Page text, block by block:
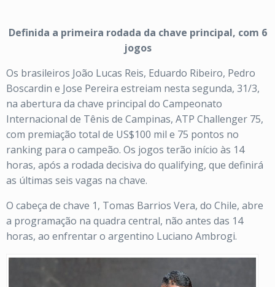
Definida a primeira rodada da chave principal, com 6
jogos
Os brasileiros João Lucas Reis, Eduardo Ribeiro, Pedro
Boscardin e Jose Pereira estreiam nesta segunda, 31/3,
na abertura da chave principal do Campeonato
Internacional de Tênis de Campinas, ATP Challenger 75,
com premiação total de US$100 mil e 75 pontos no
ranking para o campeão. Os jogos terão início às 14
horas, após a rodada decisiva do qualifying, que definirá
as últimas seis vagas na chave.
O cabeça de chave 1, Tomas Barrios Vera, do Chile, abre
a programação na quadra central, não antes das 14
horas, ao enfrentar o argentino Luciano Ambrogi.